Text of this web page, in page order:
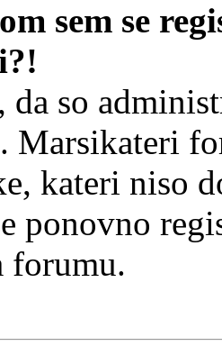
sem se
da so
Marsikateri
kateri niso
ponovno
forumu.